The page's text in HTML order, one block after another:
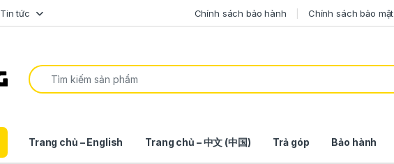
Tin tức Chính sách bảo hành Chính sách bảo mật
Trang chủ – English Trang chủ – 中文 (中国) Trả góp Bảo hành